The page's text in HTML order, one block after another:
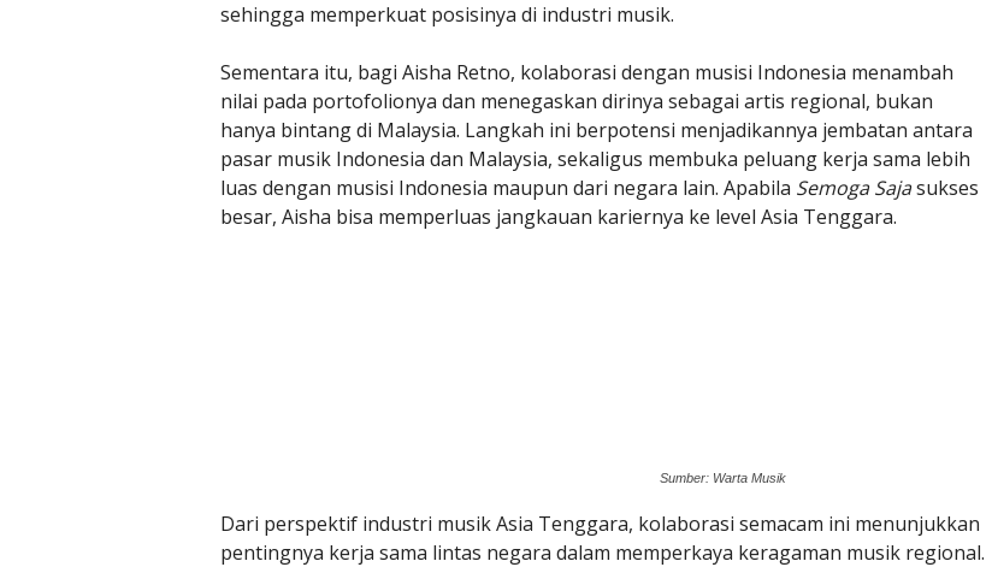
sehingga memperkuat posisinya di industri musik.
Sementara itu, bagi Aisha Retno, kolaborasi dengan musisi Indonesia menambah
nilai pada portofolionya dan menegaskan dirinya sebagai artis regional, bukan
hanya bintang di Malaysia. Langkah ini berpotensi menjadikannya jembatan antara
pasar musik Indonesia dan Malaysia, sekaligus membuka peluang kerja sama lebih
luas dengan musisi Indonesia maupun dari negara lain. Apabila Semoga Sajasukses
besar, Aisha bisa memperluas jangkauan kariernya ke level Asia Tenggara.
Sumber: Warta Musik
Dari perspektif industri musik Asia Tenggara, kolaborasi semacam ini menunjukkan
pentingnya kerja sama lintas negara dalam memperkaya keragaman musik regional.